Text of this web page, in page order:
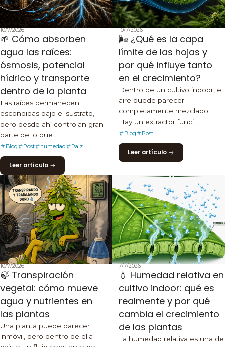
10/7/2026
🌱 Cómo absorben
agua las raíces:
ósmosis, potencial
hídrico y transporte
dentro de la planta
Las raíces permanecen
escondidas bajo el sustrato,
pero desde ahí controlan gran
parte de lo que ...
Blog Post humedad Raiz
Leer artículo
10/7/2026
🌬️ ¿Qué es la capa
límite de las hojas y
por qué influye tanto
en el crecimiento?
Dentro de un cultivo indoor, el
aire puede parecer
completamente mezclado.
Hay un extractor funci...
Blog Post
Leer artículo
10/7/2026
🍃 Transpiración
vegetal: cómo mueve
agua y nutrientes en
las plantas
Una planta puede parecer
inmóvil, pero dentro de ella
7/7/2026
💧 Humedad relativa en
cultivo indoor: qué es
realmente y por qué
cambia el crecimiento
de las plantas
La humedad relativa es una de